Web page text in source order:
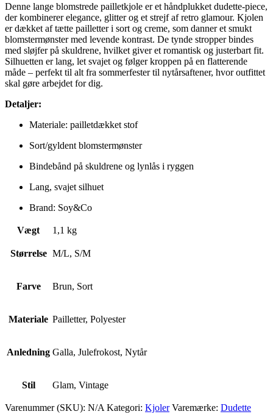
Denne lange blomstrede pailletkjole er et håndplukket dudette-piece,
der kombinerer elegance, glitter og et strejf af retro glamour. Kjolen
er dækket af tætte pailletter i sort og creme, som danner et smukt
blomstermønster med levende kontrast. De tynde stropper bindes
med sløjfer på skuldrene, hvilket giver et romantisk og justerbart fit.
Silhuetten er lang, let svajet og følger kroppen på en flatterende
måde – perfekt til alt fra sommerfester til nytårsaftener, hvor outfittet
skal gøre arbejdet for dig.
Detaljer:
Materiale: pailletdækket stof
Sort/gyldent blomstermønster
Bindebånd på skuldrene og lynlås i ryggen
Lang, svajet silhuet
Brand: Soy&Co
Vægt 1,1 kg
Størrelse M/L, S/M
Farve Brun, Sort
Materiale Pailletter, Polyester
Anledning Galla, Julefrokost, Nytår
Stil Glam, Vintage
Varenummer (SKU): N/A Kategori: Kjoler Varemærke: Dudette